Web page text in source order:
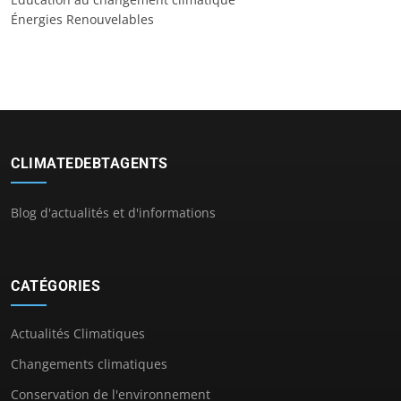
Énergies Renouvelables
CLIMATEDEBTAGENTS
Blog d'actualités et d'informations
CATÉGORIES
Actualités Climatiques
Changements climatiques
Conservation de l'environnement